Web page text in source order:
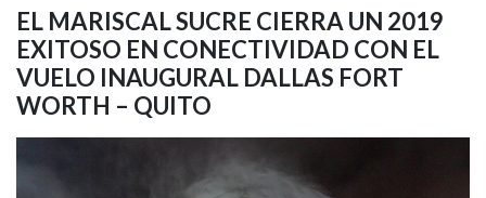
EL MARISCAL SUCRE CIERRA UN 2019
EXITOSO EN CONECTIVIDAD CON EL
VUELO INAUGURAL DALLAS FORT
WORTH – QUITO